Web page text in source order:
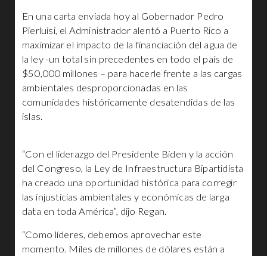
En una carta enviada hoy al Gobernador Pedro
Pierluisi, el Administrador alentó a Puerto Rico a
maximizar el impacto de la financiación del agua de
la ley -un total sin precedentes en todo el país de
$50,000 millones – para hacerle frente a las cargas
ambientales desproporcionadas en las
comunidades históricamente desatendidas de las
islas.
“Con el liderazgo del Presidente Biden y la acción
del Congreso, la Ley de Infraestructura Bipartidista
ha creado una oportunidad histórica para corregir
las injusticias ambientales y económicas de larga
data en toda América”, dijo Regan.
“Como líderes, debemos aprovechar este
momento. Miles de millones de dólares están a